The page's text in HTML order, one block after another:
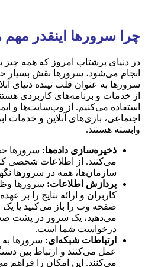
چرا سرورها اینقدر مهم
در دنیای پرشتاب امروز که همه چیز
انجام می‌شود، سرورها نقش بسیار
سرورها به عنوان قلب تپنده دنیای
از خدمات و برنامه‌های کاربردی
استفاده می‌کنیم. از وب‌سایت‌ها و
اجتماعی، بازی‌های آنلاین و خدمات
وابسته هستند.
ذخیره‌سازی داده‌ها: سرورها
می‌کنند. از اطلاعات شخصی
سازمان‌ها، همه در سرورها
پردازش اطلاعات: سرورها
کاربران و ارائه نتایج را بر
صفحه وب را باز می‌کنید یا
می‌دهید، یک سرور در پشت
درخواست شما است.
ارتباطات شبکه‌ای: سرورها
عمل می‌کنند و ارتباط بین
می‌کنند. این امکان را فراهم